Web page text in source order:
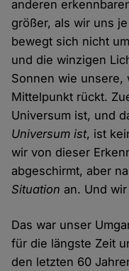
anderen
größer, als wir uns
bewegt sich nicht
und die winzigen
Sonnen wie unsere,
Mittelpunkt rückt.
Universum ist, und
Universum ist, ist
wir von dieser
abgeschirmt, aber
Situationan. Und
Das war unser
für die längste Zeit
den letzten 60